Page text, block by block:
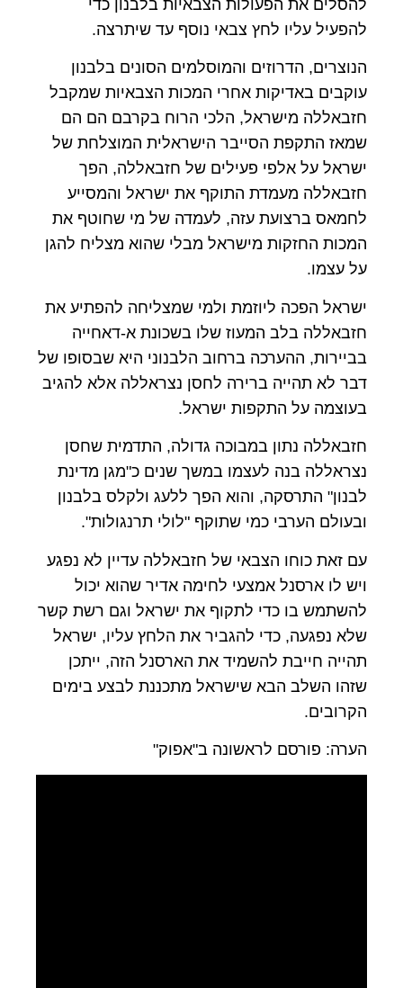
להסלים את הפעולות הצבאיות בלבנון כדי
להפעיל עליו לחץ צבאי נוסף עד שיתרצה.
הנוצרים, הדרוזים והמוסלמים הסונים בלבנון
עוקבים באדיקות אחרי המכות הצבאיות שמקבל
חזבאללה מישראל, הלכי הרוח בקרבם הם הם
שמאז התקפת הסייבר הישראלית המוצלחת של
ישראל על אלפי פעילים של חזבאללה, הפך
חזבאללה מעמדת התוקף את ישראל והמסייע
לחמאס ברצועת עזה, לעמדה של מי שחוטף את
המכות החזקות מישראל מבלי שהוא מצליח להגן
על עצמו.
ישראל הפכה ליוזמת ולמי שמצליחה להפתיע את
חזבאללה בלב המעוז שלו בשכונת א-דאחייה
בביירות, ההערכה ברחוב הלבנוני היא שבסופו של
דבר לא תהייה ברירה לחסן נצראללה אלא להגיב
בעוצמה על התקפות ישראל.
חזבאללה נתון במבוכה גדולה, התדמית שחסן
נצראללה בנה לעצמו במשך שנים כ"מגן מדינת
לבנון" התרסקה, והוא הפך ללעג ולקלס בלבנון
ובעולם הערבי כמי שתוקף "לולי תרנגולות".
עם זאת כוחו הצבאי של חזבאללה עדיין לא נפגע
ויש לו ארסנל אמצעי לחימה אדיר שהוא יכול
להשתמש בו כדי לתקוף את ישראל וגם רשת קשר
שלא נפגעה, כדי להגביר את הלחץ עליו, ישראל
תהייה חייבת להשמיד את הארסנל הזה, ייתכן
שזהו השלב הבא שישראל מתכננת לבצע בימים
הקרובים.
הערה: פורסם לראשונה ב"אפוק"